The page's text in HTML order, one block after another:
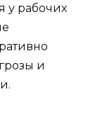
у рабочих
и